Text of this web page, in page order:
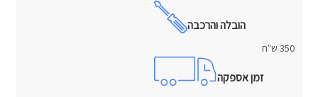
הובלה והרכבה
350 ש"ח
זמן אספקה